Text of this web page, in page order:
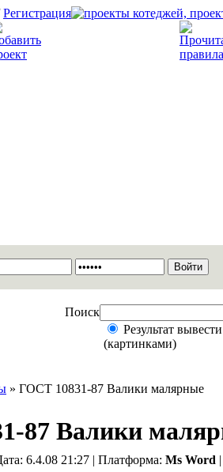
Регистрация
Поиск
Результат
(картинками)
» ГОСТ 10831-87 Валики малярные
87 Валики
6.4.08 21:27 | Платформа: Ms Word